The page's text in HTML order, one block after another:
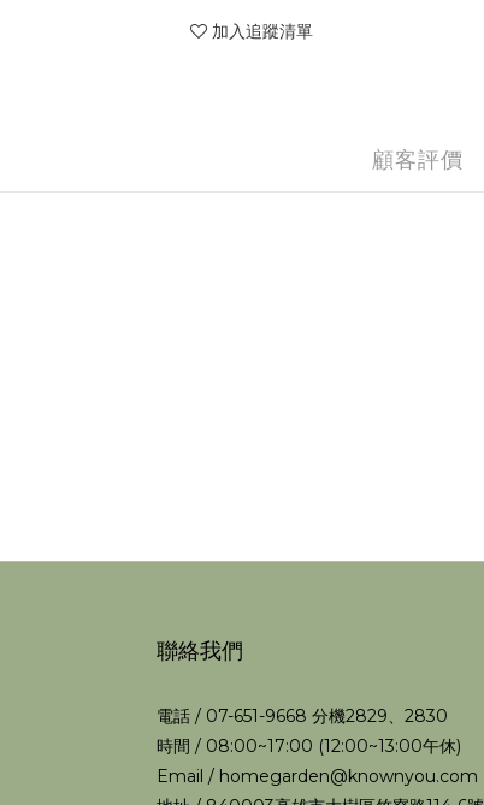
加入追蹤清單
顧客評價
聯絡我們
電話 / 07-651-9668 分機2829、2830
時間 / 08:00~17:00 (12:00~13:00午休)
Email / homegarden@knownyou.com